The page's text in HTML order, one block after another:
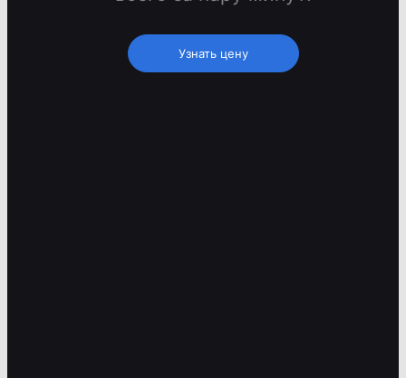
Узнать цену